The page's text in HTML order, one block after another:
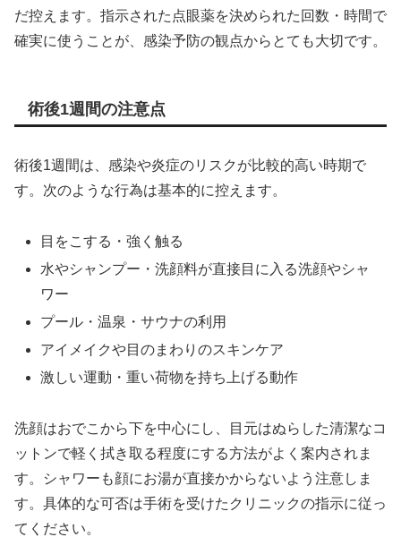
だ控えます。指示された点眼薬を決められた回数・時間で
確実に使うことが、感染予防の観点からとても大切です。
術後1週間の注意点
術後1週間は、感染や炎症のリスクが比較的高い時期で
す。次のような行為は基本的に控えます。
目をこする・強く触る
水やシャンプー・洗顔料が直接目に入る洗顔やシャ
ワー
プール・温泉・サウナの利用
アイメイクや目のまわりのスキンケア
激しい運動・重い荷物を持ち上げる動作
洗顔はおでこから下を中心にし、目元はぬらした清潔なコ
ットンで軽く拭き取る程度にする方法がよく案内されま
す。シャワーも顔にお湯が直接かからないよう注意しま
す。具体的な可否は手術を受けたクリニックの指示に従っ
てください。